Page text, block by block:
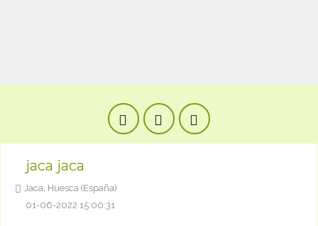
jaca jaca
Jaca, Huesca (España)
01-06-2022 15:00:31